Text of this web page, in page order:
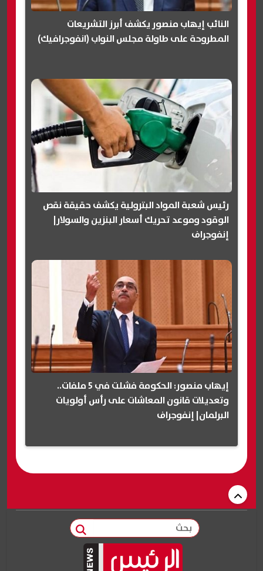
النائب إيهاب منصور يكشف أبرز التشريعات
المطروحة على طاولة مجلس النواب (انفوجرافيك)
رئيس شعبة المواد البترولية يكشف حقيقة نقص
الوقود وموعد تحريك أسعار البنزين والسولار|
إنفوجراف
إيهاب منصور: الحكومة فشلت في 5 ملفات..
وتعديلات قانون المعاشات على رأس أولويات
البرلمان| إنفوجراف
بحث